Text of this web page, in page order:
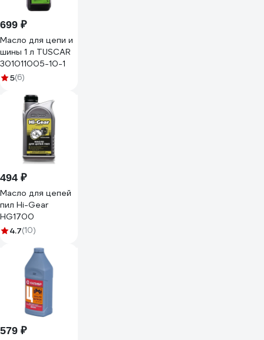
699 ₽
Масло для цепи и
шины 1 л TUSCAR
301011005-10-1
5(6)
494 ₽
Масло для цепей
пил Hi-Gear
HG1700
4.7(10)
579 ₽